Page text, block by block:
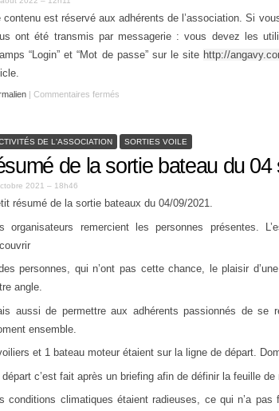
contenu est réservé aux adhérents de l’association. Si
ont été transmis par messagerie : vous devez les
“Login” et “Mot de passe” sur le site http://
| Commentaires fermés
DE L'ASSOCIATION SORTIES VOILE
de la sortie bateau du
2021 – 18h46
résumé de la sortie bateaux du 04/09/2021.
organisateurs remercient les personnes présentes.
personnes, qui n’ont pas cette chance, le plaisir
angle.
aussi de permettre aux adhérents passionnés de se
ensemble.
et 1 bateau moteur étaient sur la ligne de départ.
départ c’est fait après un briefing afin de définir la feuille de
conditions climatiques étaient radieuses, ce qui n’a